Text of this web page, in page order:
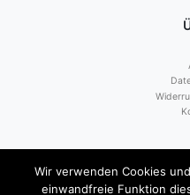
Wir verwenden Cookies
einwandfreie Funktion